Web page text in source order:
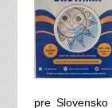
pre